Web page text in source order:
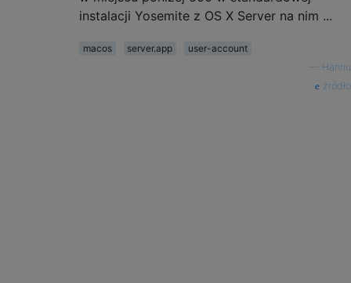
instalacji Yosemite z OS X Server na nim ...
macos server.app
user-account
Hannu
źródło